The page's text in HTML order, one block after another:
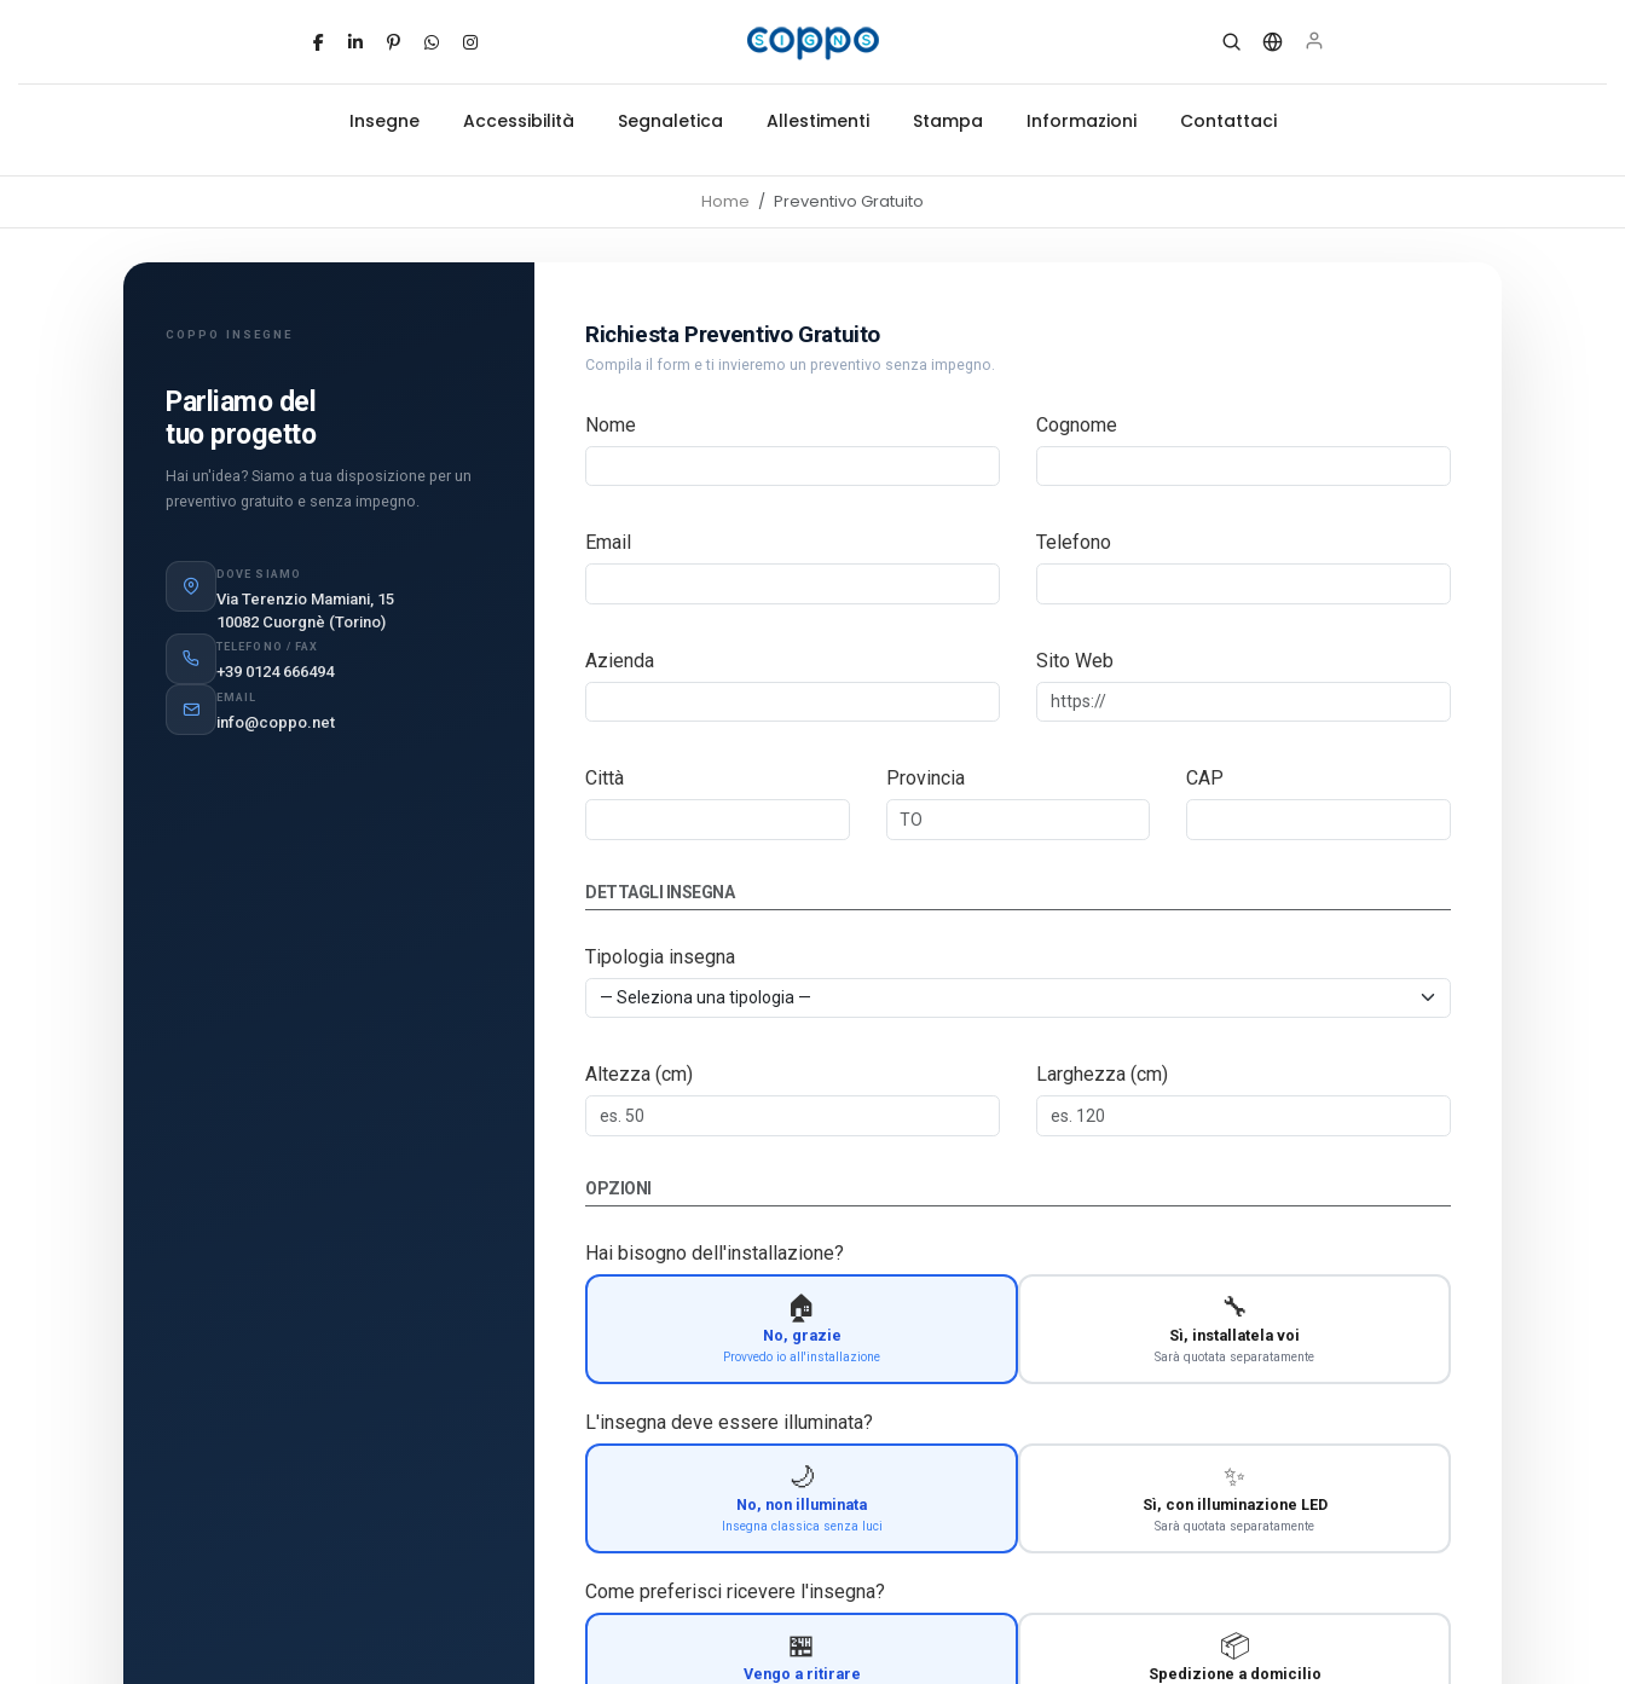
Insegne Accessibilità Segnaletica Allestimenti Stampa Informazioni Contattaci
Home Preventivo Gratuito
COPPO INSEGNE
Parliamo del
tuo progetto
Hai un'idea? Siamo a tua disposizione per un
preventivo gratuito e senza impegno.
DOVE SIAMO
Via Terenzio Mamiani, 15
10082 Cuorgnè (Torino)
TELEFONO / FAX
+39 0124 666494
EMAIL
info@coppo.net
Richiesta Preventivo Gratuito
Compila il form e ti invieremo un preventivo senza impegno.
Nome Cognome
Email Telefono
Azienda Sito Web
Città Provincia CAP
DETTAGLI INSEGNA
Tipologia insegna
Altezza (cm) Larghezza (cm)
OPZIONI
Hai bisogno dell'installazione?
🏠
No, grazie
Provvedo io all'installazione
🔧
Sì, installatela voi
Sarà quotata separatamente
L'insegna deve essere illuminata?
🌙
No, non illuminata
Insegna classica senza luci
✨
Sì, con illuminazione LED
Sarà quotata separatamente
Come preferisci ricevere l'insegna?
🏪
Vengo a ritirare
📦
Spedizione a domicilio